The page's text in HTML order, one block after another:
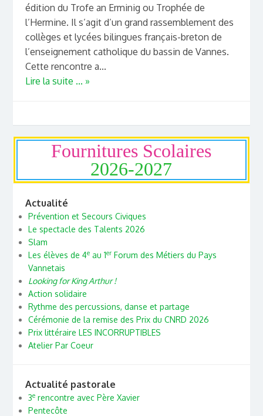
édition du Trofe an Erminig ou Trophée de
l’Hermine. Il s’agit d’un grand rassemblement des
collèges et lycées bilingues français-breton de
l’enseignement catholique du bassin de Vannes.
Cette rencontre a...
Lire la suite ... »
Fournitures Scolaires
2026-2027
Actualité
Prévention et Secours Civiques
Le spectacle des Talents 2026
Slam
Les élèves de 4eau 1erForum des Métiers du Pays
Vannetais
Looking for King Arthur !
Action solidaire
Rythme des percussions, danse et partage
Cérémonie de la remise des Prix du CNRD 2026
Prix littéraire LES INCORRUPTIBLES
Atelier Par Coeur
Actualité pastorale
3erencontre avec Père Xavier
Pentecôte